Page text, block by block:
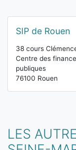
SIP de Rouen
38 cours
Centre des
publiques
76100 Rouen
LES